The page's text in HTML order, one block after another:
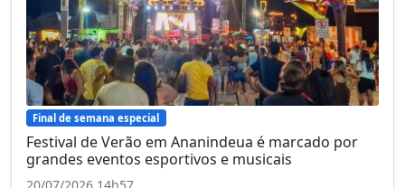
Final de semana especial
Festival de Verão em Ananindeua é marcado por
grandes eventos esportivos e musicais
20/07/2026 14h57